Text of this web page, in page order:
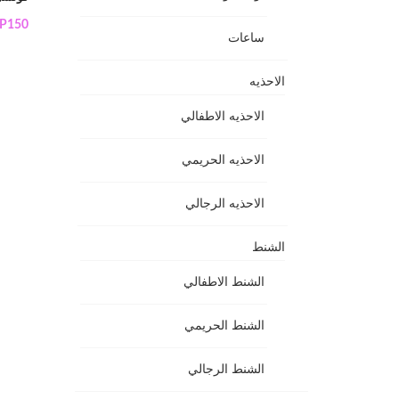
150
ساعات
الاحذيه
الاحذيه الاطفالي
الاحذيه الحريمي
الاحذيه الرجالي
الشنط
الشنط الاطفالي
الشنط الحريمي
الشنط الرجالي